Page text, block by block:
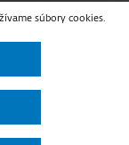
súbory cookies.